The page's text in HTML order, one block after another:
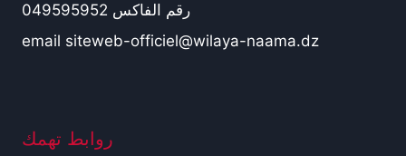
رقم الفاكس 049595952
email siteweb-officiel@wilaya-naama.dz
روابط تهمك